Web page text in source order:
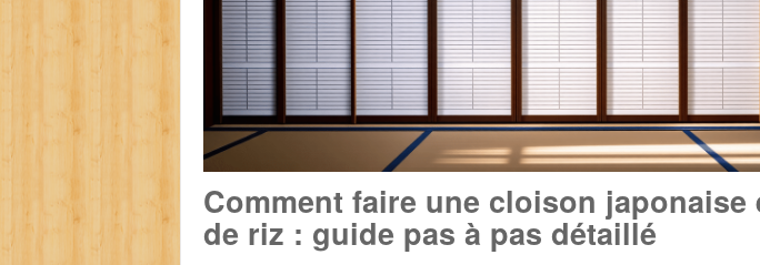
Comment faire une cloison japonaise
de riz : guide pas à pas détaillé